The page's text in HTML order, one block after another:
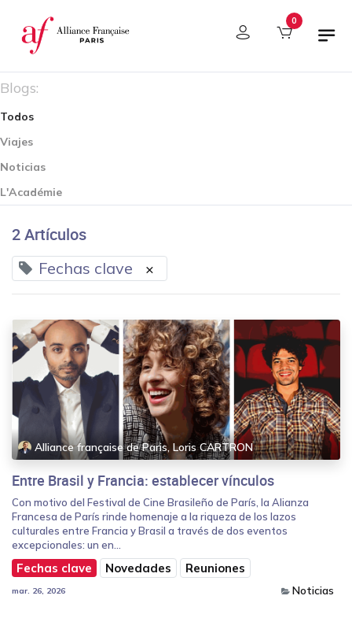
Panel de gestión de cookies 0
Blogs:
Todos
Viajes
Noticias
L'Académie
2 Artículos
Fechas clave ×
Alliance française de Paris, Loris CARTRON
Entre Brasil y Francia: establecer vínculos
Con motivo del Festival de Cine Brasileño de París, la Alianza
Francesa de París rinde homenaje a la riqueza de los lazos
culturales entre Francia y Brasil a través de dos eventos
excepcionales: un en...
Fechas clave Novedades Reuniones
mar. 26, 2026 Noticias